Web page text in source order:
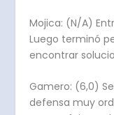
Mojica: (N/A)
Luego terminó
encontrar
Gamero: (6,0)
defensa muy